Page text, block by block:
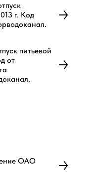
г. Код
питьевой
от
ОАО